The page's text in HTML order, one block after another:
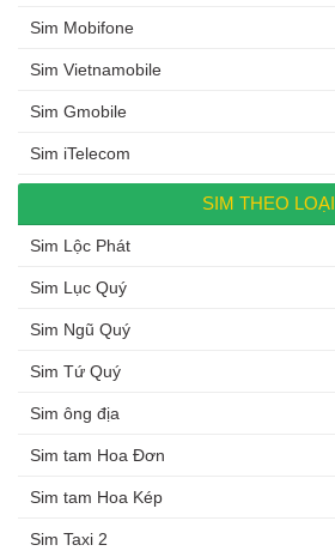
Sim Mobifone
Sim Vietnamobile
Sim Gmobile
Sim iTelecom
SIM THEO LOẠI
Sim Lộc Phát
Sim Lục Quý
Sim Ngũ Quý
Sim Tứ Quý
Sim ông địa
Sim tam Hoa Đơn
Sim tam Hoa Kép
Sim Taxi 2